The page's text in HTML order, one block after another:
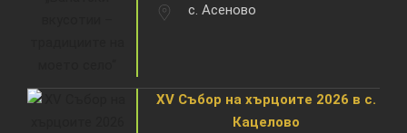
с. Асеново
XV Събор на хърцоите 2026 в с.
Кацелово